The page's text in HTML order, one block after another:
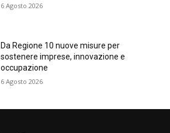
6 Agosto 2026
Da Regione 10 nuove misure per
sostenere imprese, innovazione e
occupazione
6 Agosto 2026